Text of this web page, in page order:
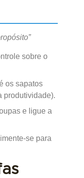
sobre o
os sapatos
produtividade).
e ligue a
se para